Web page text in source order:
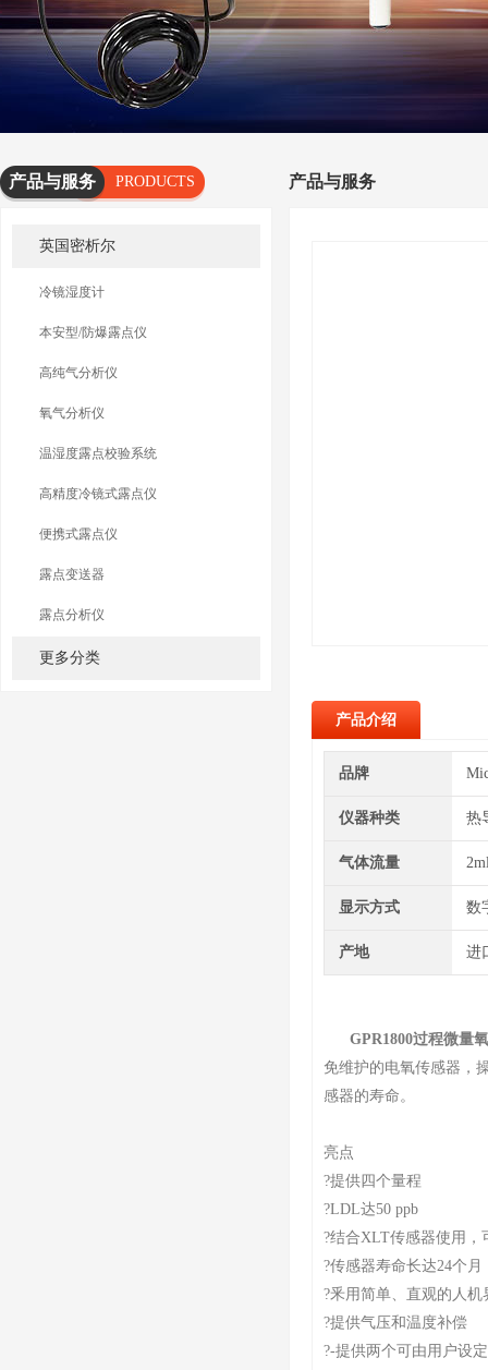
产品与服务
PRODUCTS
英国密析尔
冷镜湿度计
本安型/防爆露点仪
高纯气分析仪
氧气分析仪
温湿度露点校验系统
高精度冷镜式露点仪
便携式露点仪
露点变送器
露点分析仪
更多分类
产品与服务
产品介绍
品牌
仪器种类 热
气体流量
显示方式 数
产地 进
GPR1800过程微量
免维护的电氧传感器，
感器的寿命。
亮点
?提供四个量程
?LDL达50 ppb
?结合XLT传感器使用，
?传感器寿命长达24个月
?釆用简单、直观的人机
?提供气压和温度补偿
?-提供两个可由用户设